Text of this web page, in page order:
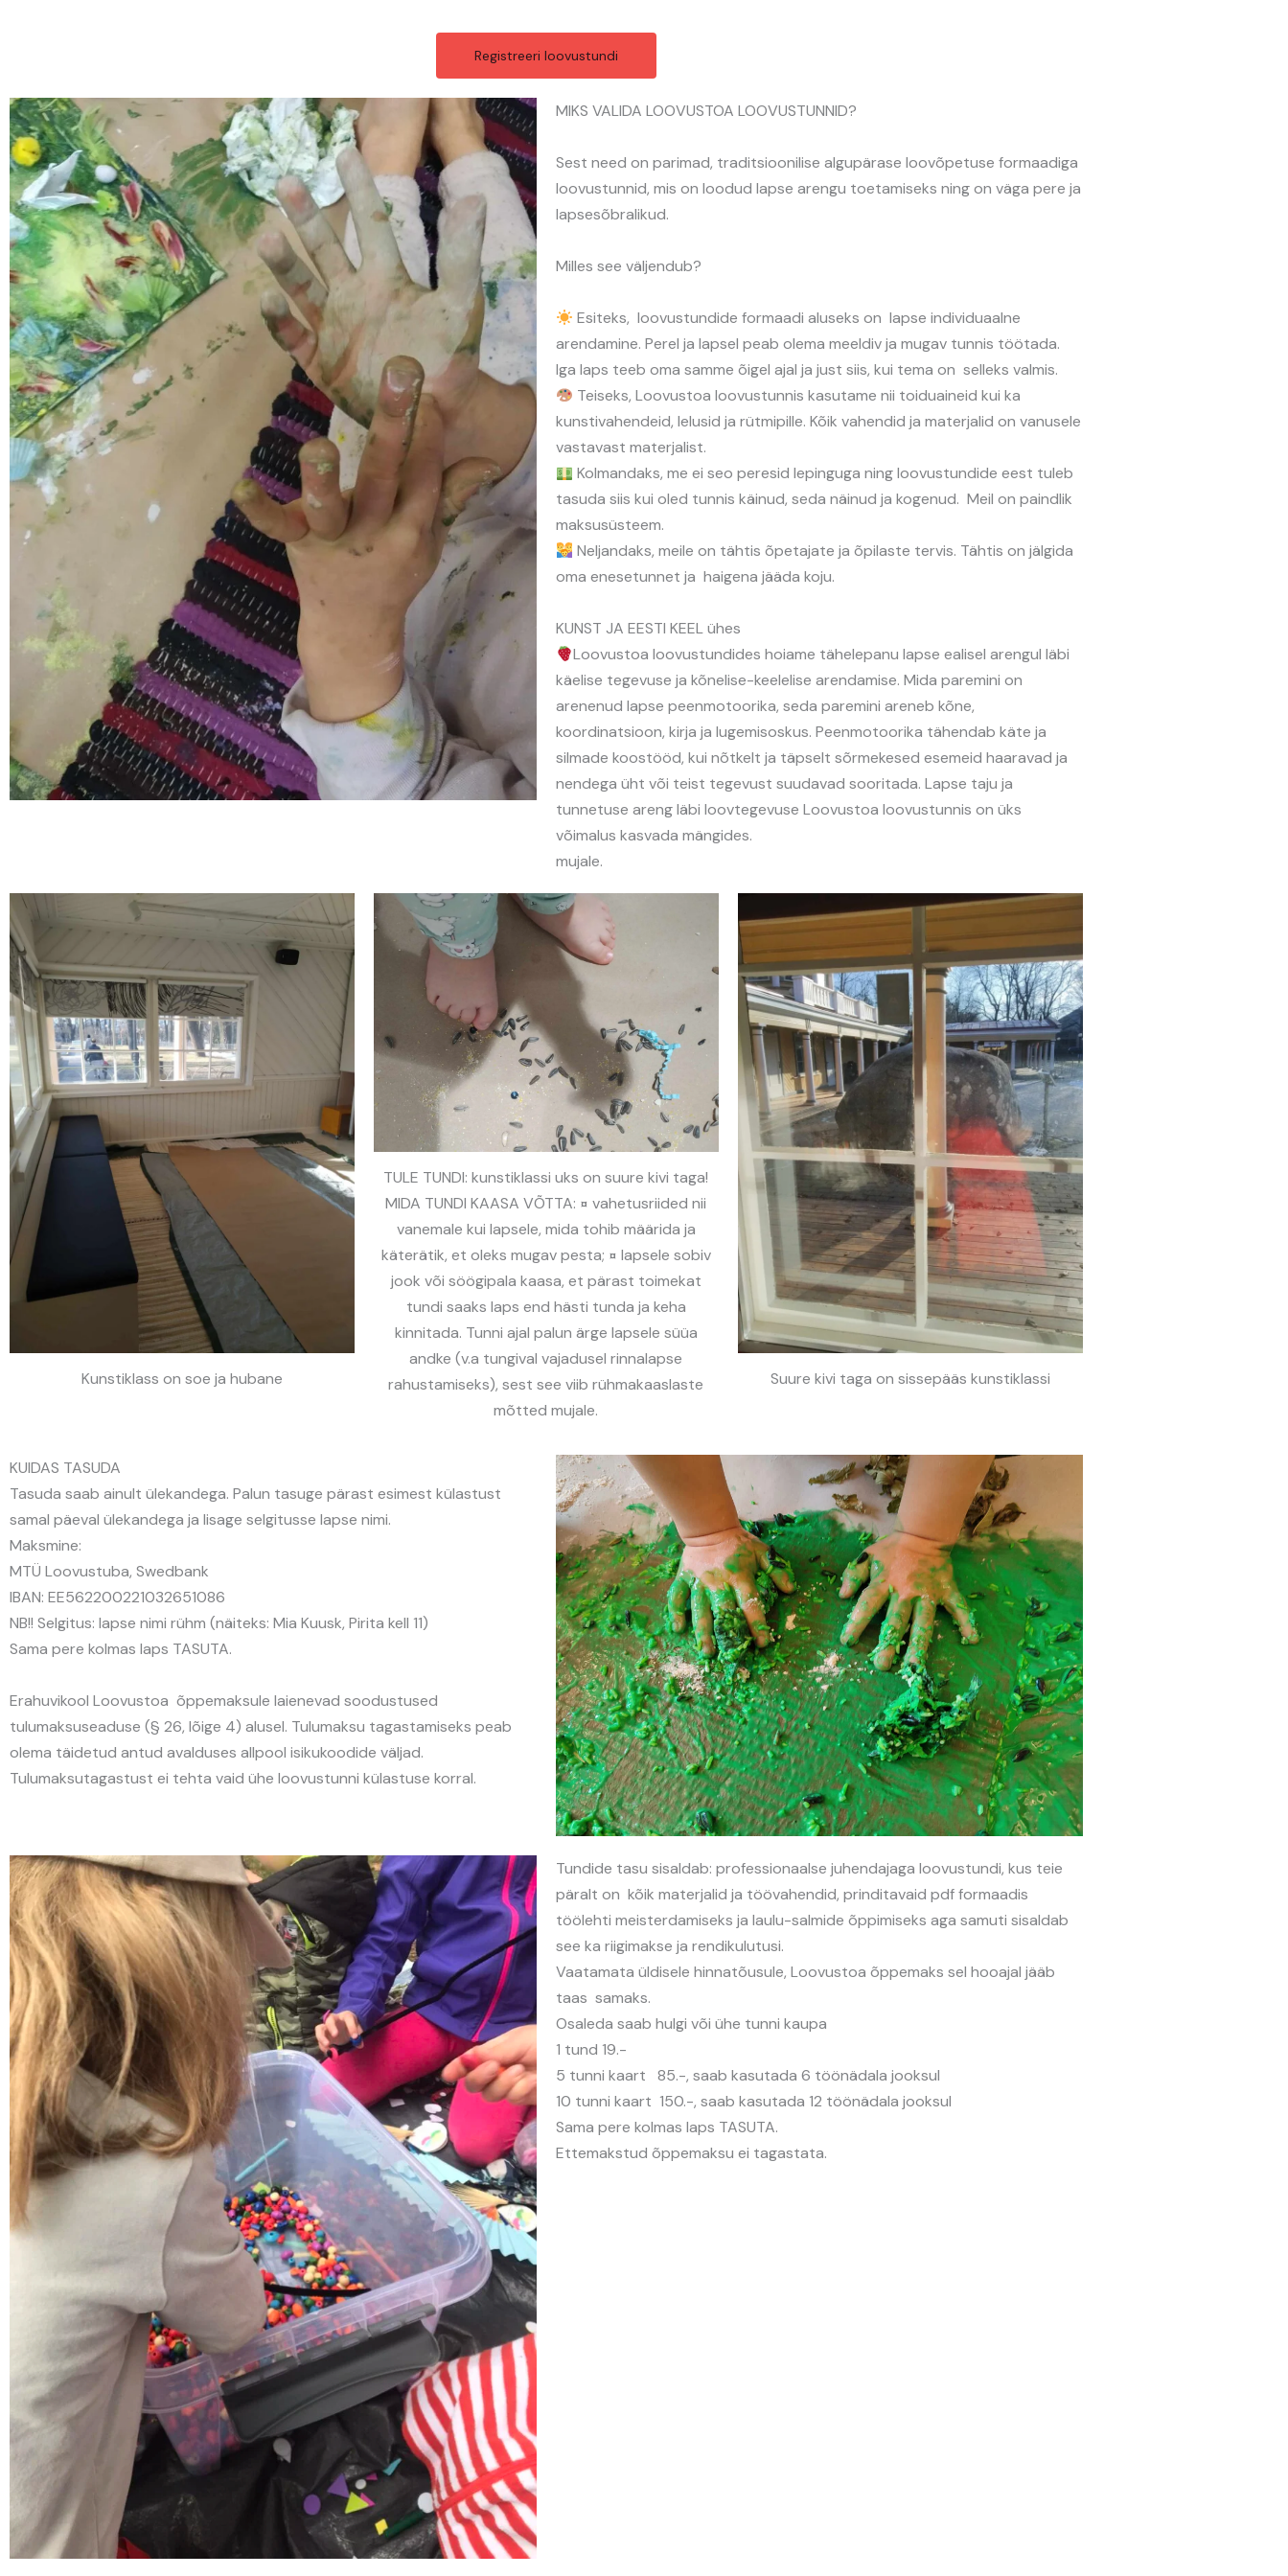
Registreeri loovustundi
MIKS VALIDA LOOVUSTOA LOOVUSTUNNID?
Sest need on parimad, traditsioonilise algupärase loovõpetuse formaadiga
loovustunnid, mis on loodud lapse arengu toetamiseks ning on väga pere ja
lapsesõbralikud.
Milles see väljendub?
Esiteks, loovustundide formaadi aluseks on lapse individuaalne
arendamine. Perel ja lapsel peab olema meeldiv ja mugav tunnis töötada.
Iga laps teeb oma samme õigel ajal ja just siis, kui tema on selleks valmis.
Teiseks, Loovustoa loovustunnis kasutame nii toiduaineid kui ka
kunstivahendeid, lelusid ja rütmipille. Kõik vahendid ja materjalid on vanusele
vastavast materjalist.
Kolmandaks, me ei seo peresid lepinguga ning loovustundide eest tuleb
tasuda siis kui oled tunnis käinud, seda näinud ja kogenud. Meil on paindlik
maksusüsteem.
Neljandaks, meile on tähtis õpetajate ja õpilaste tervis. Tähtis on jälgida
oma enesetunnet ja haigena jääda koju.
KUNST JA EESTI KEEL ühes
Loovustoa loovustundides hoiame tähelepanu lapse ealisel arengul läbi
käelise tegevuse ja kõnelise-keelelise arendamise. Mida paremini on
arenenud lapse peenmotoorika, seda paremini areneb kõne,
koordinatsioon, kirja ja lugemisoskus. Peenmotoorika tähendab käte ja
silmade koostööd, kui nõtkelt ja täpselt sõrmekesed esemeid haaravad ja
nendega üht või teist tegevust suudavad sooritada. Lapse taju ja
tunnetuse areng läbi loovtegevuse Loovustoa loovustunnis on üks
võimalus kasvada mängides.
mujale.
Kunstiklass on soe ja hubane
TULE TUNDI: kunstiklassi uks on suure kivi taga!
MIDA TUNDI KAASA VÕTTA: ¤ vahetusriided nii
vanemale kui lapsele, mida tohib määrida ja
käterätik, et oleks mugav pesta; ¤ lapsele sobiv
jook või söögipala kaasa, et pärast toimekat
tundi saaks laps end hästi tunda ja keha
kinnitada. Tunni ajal palun ärge lapsele süüa
andke (v.a tungival vajadusel rinnalapse
rahustamiseks), sest see viib rühmakaaslaste
mõtted mujale.
Suure kivi taga on sissepääs kunstiklassi
KUIDAS TASUDA
Tasuda saab ainult ülekandega. Palun tasuge pärast esimest külastust
samal päeval ülekandega ja lisage selgitusse lapse nimi.
Maksmine:
MTÜ Loovustuba, Swedbank
IBAN: EE562200221032651086
NB!! Selgitus: lapse nimi rühm (näiteks: Mia Kuusk, Pirita kell 11)
Sama pere kolmas laps TASUTA.
Erahuvikool Loovustoa õppemaksule laienevad soodustused
tulumaksuseaduse (§ 26, lõige 4) alusel. Tulumaksu tagastamiseks peab
olema täidetud antud avalduses allpool isikukoodide väljad.
Tulumaksutagastust ei tehta vaid ühe loovustunni külastuse korral.
Tundide tasu sisaldab: professionaalse juhendajaga loovustundi, kus teie
päralt on kõik materjalid ja töövahendid, prinditavaid pdf formaadis
töölehti meisterdamiseks ja laulu-salmide õppimiseks aga samuti sisaldab
see ka riigimakse ja rendikulutusi.
Vaatamata üldisele hinnatõusule, Loovustoa õppemaks sel hooajal jääb
taas samaks.
Osaleda saab hulgi või ühe tunni kaupa
1 tund 19.-
5 tunni kaart 85.-, saab kasutada 6 töönädala jooksul
10 tunni kaart 150.-, saab kasutada 12 töönädala jooksul
Sama pere kolmas laps TASUTA.
Ettemakstud õppemaksu ei tagastata.